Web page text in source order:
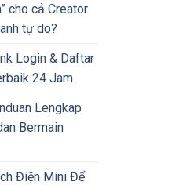
cho cả Creator
tự do?
Login & Daftar
24 Jam
Lengkap
Bermain
Điện Mini Để